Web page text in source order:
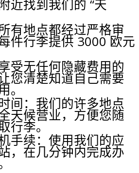
近找到我们的 “天
有地点都经过严格审
件行李提供 3000 欧元
受无任何隐藏费用的
您清楚知道自己需要
。
间：我们的许多地点
天候营业，方便您随
行李。
手续：使用我们的应
，在几分钟内完成办